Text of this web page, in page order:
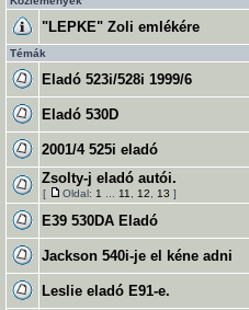
"LEPKE" Zoli emlékére
Témák
Eladó 523i/528i 1999/6
Eladó 530D
2001/4 525i eladó
Zsolty-j eladó autói.
[ Oldal: 1 11 12 13 ]
E39 530DA Eladó
Jackson 540i-je el kéne adni
Leslie eladó E91-e.